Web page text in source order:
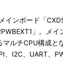
インボード「
」。メ
マルチCPU構成と
、I2C、UART、